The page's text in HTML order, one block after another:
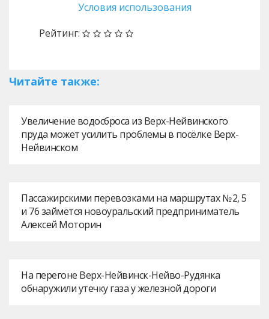
Условия использования
Рейтинг:
Читайте также:
Увеличение водосброса из Верх-Нейвинского
пруда может усилить проблемы в посёлке Верх-
Нейвинском
Пассажирскими перевозками на маршрутах № 2, 5
и 76 займётся новоуральский предприниматель
Алексей Моторин
На перегоне Верх-Нейвинск-Нейво-Рудянка
обнаружили утечку газа у железной дороги